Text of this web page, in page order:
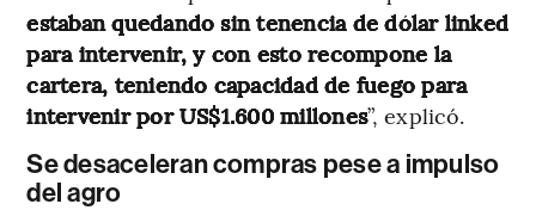
estaban quedando sin tenencia de dólar linked
para intervenir, y con esto recompone la
cartera, teniendo capacidad de fuego para
intervenir por US$1.600 millones”, explicó.
Se desaceleran compras pese a impulso
del agro